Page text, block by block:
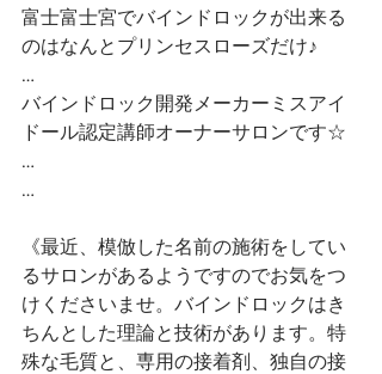
富士富士宮でバインドロックが出来る
のはなんとプリンセスローズだけ♪
…
バインドロック開発メーカーミスアイ
ドール認定講師オーナーサロンです☆
…
…
《最近、模倣した名前の施術をしてい
るサロンがあるようですのでお気をつ
けくださいませ。バインドロックはき
ちんとした理論と技術があります。特
殊な毛質と、専用の接着剤、独自の接